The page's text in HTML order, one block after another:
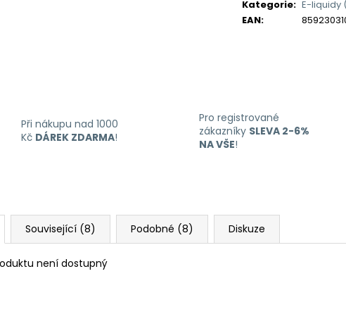
Kategorie: E-liquidy
EAN:
Při nákupu nad 1000
Kč DÁREK ZDARMA!
Pro registrované
zákazníky SLEVA 2-6%
NA VŠE!
Související (8) Podobné (8) Diskuze
není dostupný